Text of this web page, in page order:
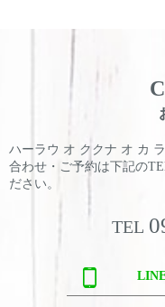
ハーラウ オ ククナ オ カ
合わせ・ご予約は下記の
ださい。
TEL